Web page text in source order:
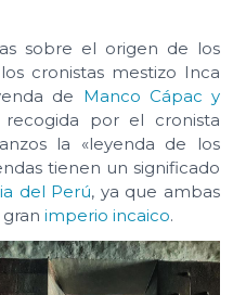
sobre el origen de los
cronistas mestizo Inca
de Manco Cápac y
por el cronista
la «leyenda de los
tienen un significado
del Perú, ya que ambas
imperio incaico.